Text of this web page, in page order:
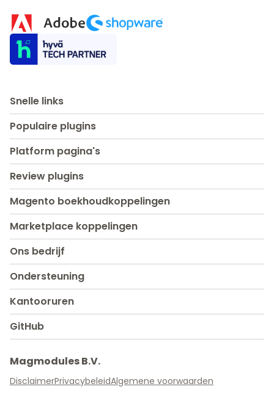
Snelle links
Populaire plugins
Platform pagina's
Review plugins
Magento boekhoudkoppelingen
Marketplace koppelingen
Ons bedrijf
Ondersteuning
Kantooruren
GitHub
Magmodules B.V.
DisclaimerPrivacybeleidAlgemene voorwaarden